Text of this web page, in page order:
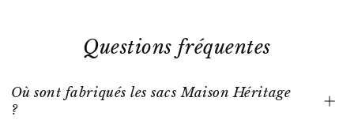
Questions fréquentes
Où sont fabriqués les sacs Maison Héritage
?